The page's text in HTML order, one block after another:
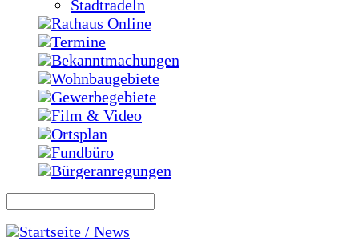
Stadtradeln
Rathaus Online
Termine
Bekanntmachungen
Wohnbaugebiete
Gewerbegebiete
Film & Video
Ortsplan
Fundbüro
Bürgeranregungen
Startseite / News